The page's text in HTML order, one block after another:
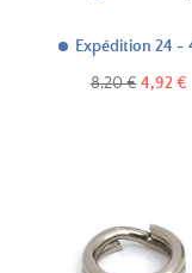
Expédition 24 -
Prix
8,20 € Prix
4,92 €